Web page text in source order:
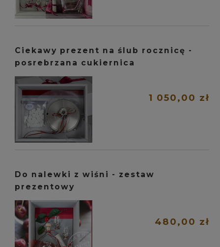
Ciekawy prezent na ślub rocznicę -
posrebrzana cukiernica
1 050,00 zł
Do nalewki z wiśni - zestaw
prezentowy
480,00 zł